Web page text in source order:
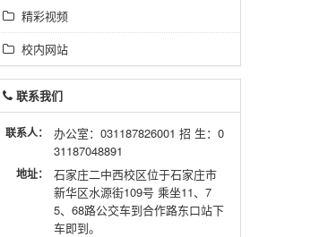
精彩视频
校内网站
联系我们
联系人：
办公室：031187826001 招 生：0
31187048891
地址：
石家庄二中西校区位于石家庄市
新华区水源街109号 乘坐11、7
5、68路公交车到合作路东口站下
车即到。